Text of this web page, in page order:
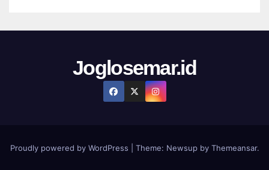
Joglosemar.id
Proudly powered by WordPress Theme: Newsupby Themeansar.